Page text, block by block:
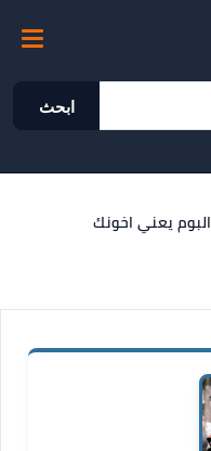
ابحث
البوم يعني اخونك